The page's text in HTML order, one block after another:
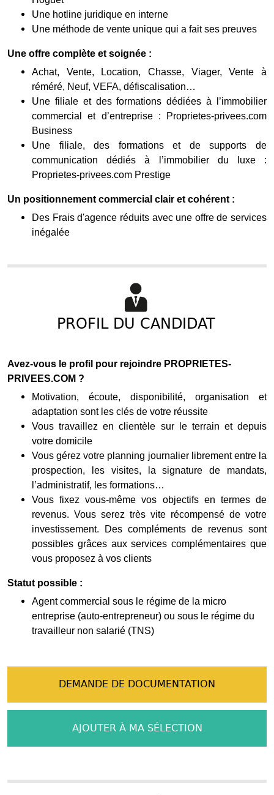
Une hotline juridique en interne
Une méthode de vente unique qui a fait ses preuves
Une offre complète et soignée :
Achat, Vente, Location, Chasse, Viager, Vente à
réméré, Neuf, VEFA, défiscalisation…
Une filiale et des formations dédiées à l’immobilier
commercial et d’entreprise : Proprietes-privees.com
Business
Une filiale, des formations et de supports de
communication dédiés à l’immobilier du luxe :
Proprietes-privees.com Prestige
Un positionnement commercial clair et cohérent :
Des Frais d'agence réduits avec une offre de services
inégalée
PROFIL DU CANDIDAT
Avez-vous le profil pour rejoindre PROPRIETES-
PRIVEES.COM ?
Motivation, écoute, disponibilité, organisation et
adaptation sont les clés de votre réussite
Vous travaillez en clientèle sur le terrain et depuis
votre domicile
Vous gérez votre planning journalier librement entre la
prospection, les visites, la signature de mandats,
l’administratif, les formations…
Vous fixez vous-même vos objectifs en termes de
revenus. Vous serez très vite récompensé de votre
investissement. Des compléments de revenus sont
possibles grâces aux services complémentaires que
vous proposez à vos clients
Statut possible :
Agent commercial sous le régime de la micro
entreprise (auto-entrepreneur) ou sous le régime du
travailleur non salarié (TNS)
DEMANDE DE DOCUMENTATION
AJOUTER À MA SÉLECTION